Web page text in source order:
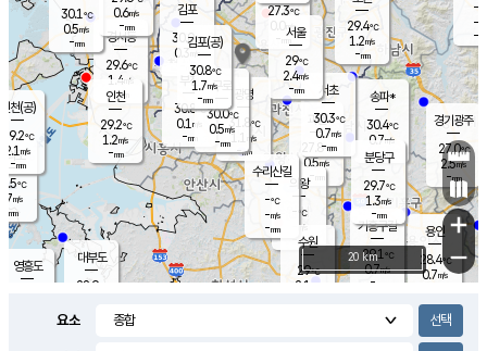
의도
℃
m/s
mm
영흥도
과천
27.8℃
0.5m/s
- mm
용인
28.4℃
0.7m/s
경기광주
27.0℃
2.5m/s
-mm
대부도
28.9
경서동
29.6℃
1.4 m/s
-mm
30.1℃
0.5m/s
-mm
-
-m/
-
의왕
- ℃
m/s
mm
김포
30.0℃
0.3 m/s
mm
광명
31.8 ℃
1.1 m/s
-mm
부천
30.8℃
0.1 m/s
-mm
0.6m/s
-mm
구로
30.0℃
0.5m/s
-mm
27.3℃
0.0 m/s
- mm
29.4℃
1.2m/s
-mm
송파*
30.4℃
0.7m/s
-mm
서초
30.3℃
0.7m/s
-mm
기흥구갈
29.1℃
0.7m/s
-
수리산길
-℃
-m/s
-mm
분당구
29.7℃
1.3m/s
-mm
인천(공)
29.2℃
2.1 m/s
-mm
김포(공)
30.8℃
1.7m/s
-mm
수원
29℃
2.1 m/s
인천
29.2℃
1.2m/s
-mm
서울
29℃
2.4m/s
-mm
+
−
20 km
요소